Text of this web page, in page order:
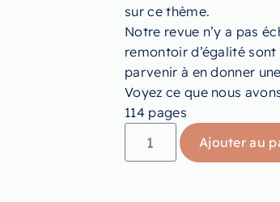
sur ce thème.
Notre revue n’y a pas
remontoir d’égalité
parvenir à en donner
Voyez ce que nous
114 pages
Ajouter au